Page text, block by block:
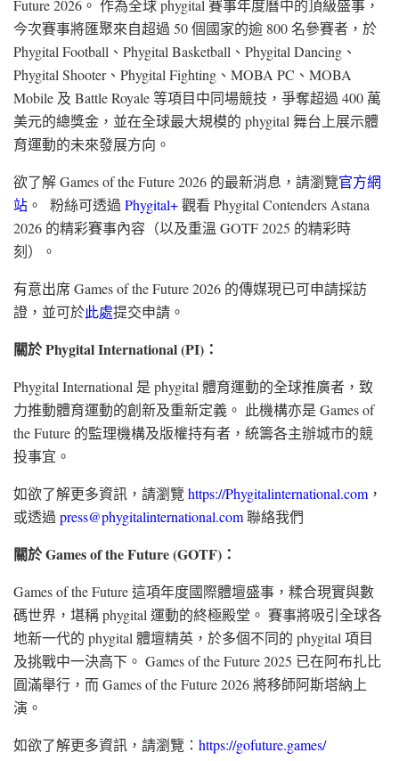
Future 2026。 作為全球 phygital 賽事年度曆中的頂級盛事，
今次賽事將匯聚來自超過 50 個國家的逾 800 名參賽者，於
Phygital Football、Phygital Basketball、Phygital Dancing、
Phygital Shooter、Phygital Fighting、MOBA PC、MOBA
Mobile 及 Battle Royale 等項目中同場競技，爭奪超過 400 萬
美元的總獎金，並在全球最大規模的 phygital 舞台上展示體
育運動的未來發展方向。
欲了解 Games of the Future 2026 的最新消息，請瀏覽官方網
站 。 粉絲可透過 Phygital+觀看 Phygital Contenders Astana
2026 的精彩賽事內容（以及重溫 GOTF 2025 的精彩時
刻）。
有意出席 Games of the Future 2026 的傳媒現已可申請採訪
證，並可於此處提交申請。
關於 Phygital International (PI)：
Phygital International 是 phygital 體育運動的全球推廣者，致
力推動體育運動的創新及重新定義。 此機構亦是 Games of
the Future 的監理機構及版權持有者，統籌各主辦城市的競
投事宜。
如欲了解更多資訊，請瀏覽https://Phygitalinternational.com ，
或透過 press@phygitalinternational.com聯絡我們
關於 Games of the Future (GOTF)：
Games of the Future 這項年度國際體壇盛事，糅合現實與數
碼世界，堪稱 phygital 運動的終極殿堂。 賽事將吸引全球各
地新一代的 phygital 體壇精英，於多個不同的 phygital 項目
及挑戰中一決高下。 Games of the Future 2025 已在阿布扎比
圓滿舉行，而 Games of the Future 2026 將移師阿斯塔納上
演。
如欲了解更多資訊，請瀏覽： https://gofuture.games/